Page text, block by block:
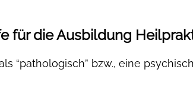
für die Ausbildung
“pathologisch” bzw., eine